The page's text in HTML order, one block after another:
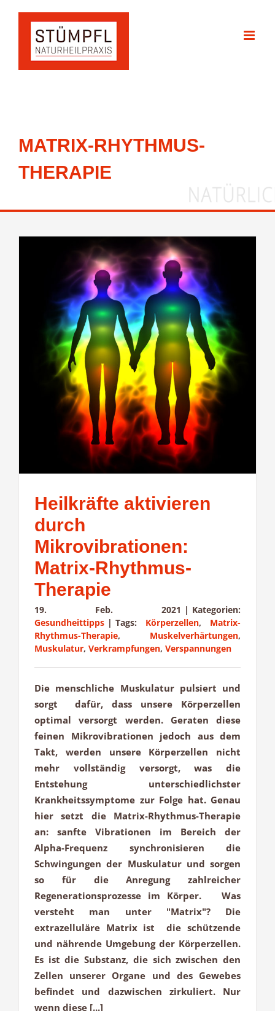
springen
MATRIX-RHYTHMUS-
THERAPIE
Heilkräfte aktivieren
durch
Mikrovibrationen:
Matrix-Rhythmus-
Therapie
19. Feb. 2021 | Kategorien:
Gesundheittipps | Tags: Körperzellen, Matrix-
Rhythmus-Therapie, Muskelverhärtungen,
Muskulatur, Verkrampfungen, Verspannungen
Die menschliche Muskulatur pulsiert und
sorgt dafür, dass unsere Körperzellen
optimal versorgt werden. Geraten diese
feinen Mikrovibrationen jedoch aus dem
Takt, werden unsere Körperzellen nicht
mehr vollständig versorgt, was die
Entstehung unterschiedlichster
Krankheitssymptome zur Folge hat. Genau
hier setzt die Matrix-Rhythmus-Therapie
an: sanfte Vibrationen im Bereich der
Alpha-Frequenz synchronisieren die
Schwingungen der Muskulatur und sorgen
so für die Anregung zahlreicher
Regenerationsprozesse im Körper. Was
versteht man unter "Matrix"? Die
extrazelluläre Matrix ist die schützende
und nährende Umgebung der Körperzellen.
Es ist die Substanz, die sich zwischen den
Zellen unserer Organe und des Gewebes
befindet und dazwischen zirkuliert. Nur
wenn diese [...]